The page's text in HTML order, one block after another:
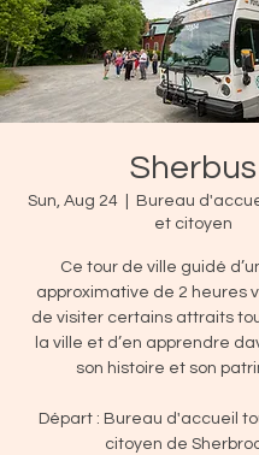
Sherbus
Sun, Aug 24
  |
Bureau
et citoyen
Ce tour de ville guidé
approximative de 2 heures
de visiter certains attraits
la ville et d’en apprendre
son histoire et son
Départ : Bureau d'accueil
citoyen de